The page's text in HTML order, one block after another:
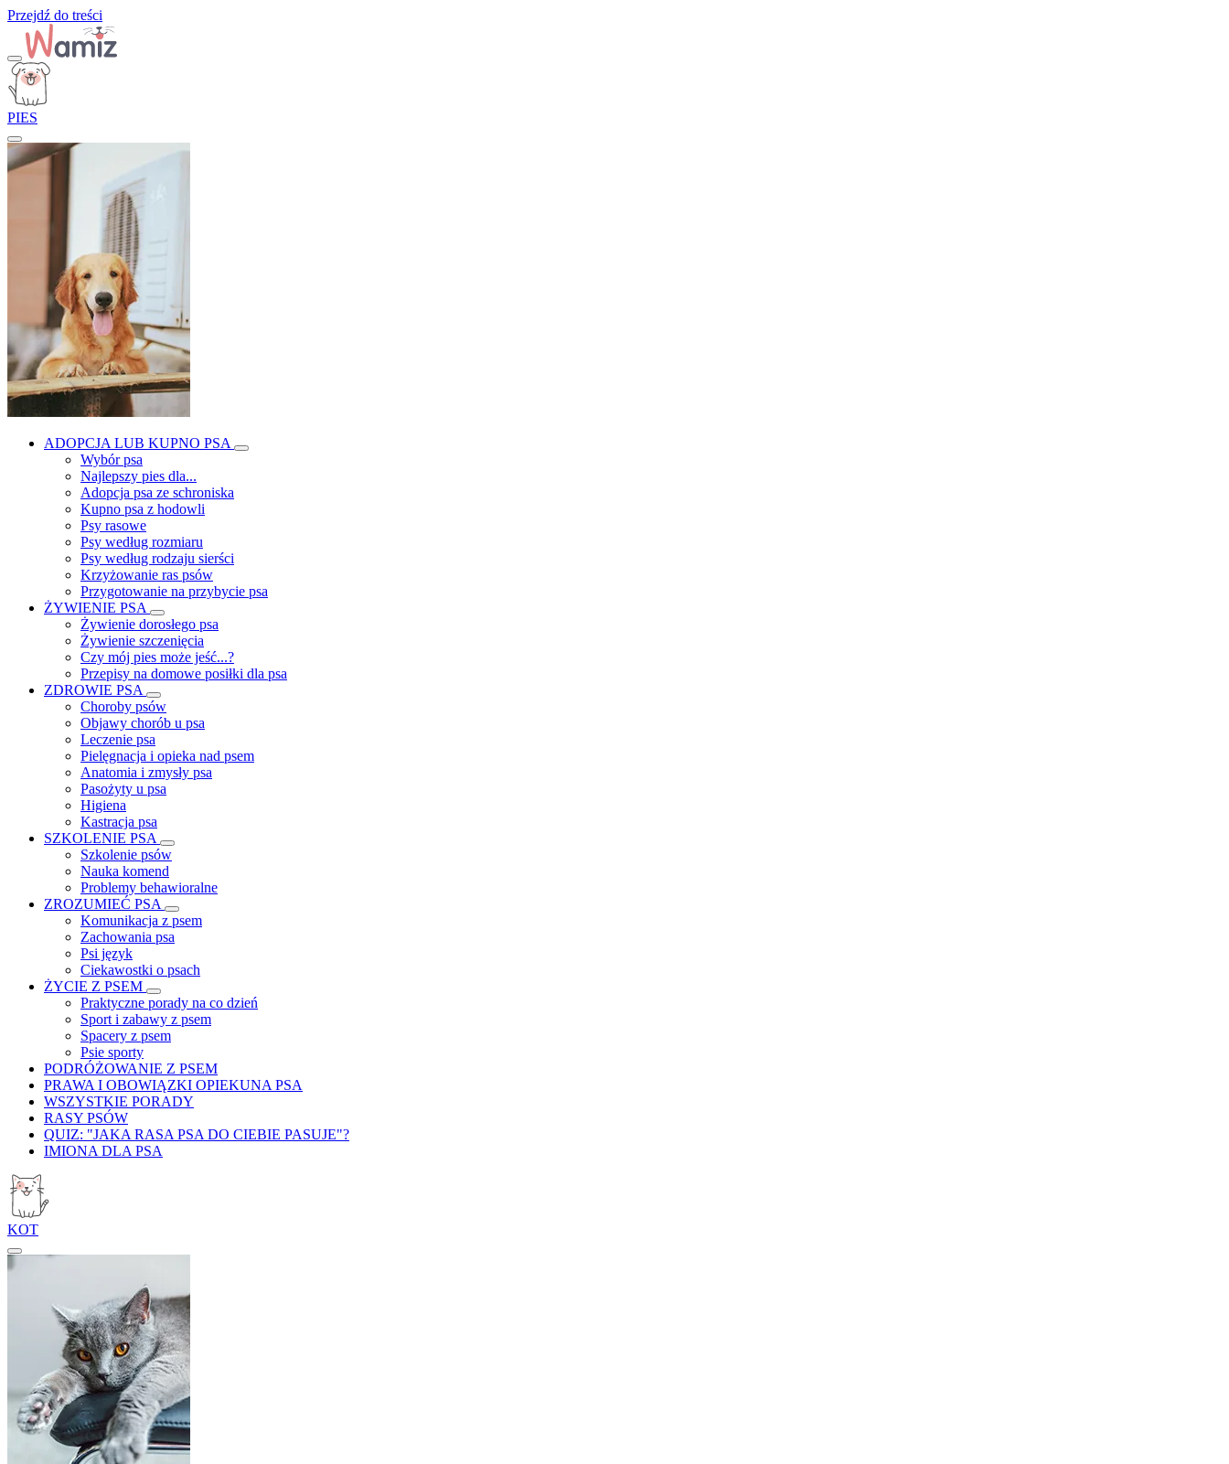
Przejdź do treści
PIES
ADOPCJA LUB KUPNO PSA
Wybór psa
Najlepszy pies dla...
Adopcja psa ze schroniska
Kupno psa z hodowli
Psy rasowe
Psy według rozmiaru
Psy według rodzaju sierści
Krzyżowanie ras psów
Przygotowanie na przybycie psa
ŻYWIENIE PSA
Żywienie dorosłego psa
Żywienie szczenięcia
Czy mój pies może jeść...?
Przepisy na domowe posiłki dla psa
ZDROWIE PSA
Choroby psów
Objawy chorób u psa
Leczenie psa
Pielęgnacja i opieka nad psem
Anatomia i zmysły psa
Pasożyty u psa
Higiena
Kastracja psa
SZKOLENIE PSA
Szkolenie psów
Nauka komend
Problemy behawioralne
ZROZUMIEĆ PSA
Komunikacja z psem
Zachowania psa
Psi język
Ciekawostki o psach
ŻYCIE Z PSEM
Praktyczne porady na co dzień
Sport i zabawy z psem
Spacery z psem
Psie sporty
PODRÓŻOWANIE Z PSEM
PRAWA I OBOWIĄZKI OPIEKUNA PSA
WSZYSTKIE PORADY
RASY PSÓW
QUIZ: "JAKA RASA PSA DO CIEBIE PASUJE"?
IMIONA DLA PSA
KOT